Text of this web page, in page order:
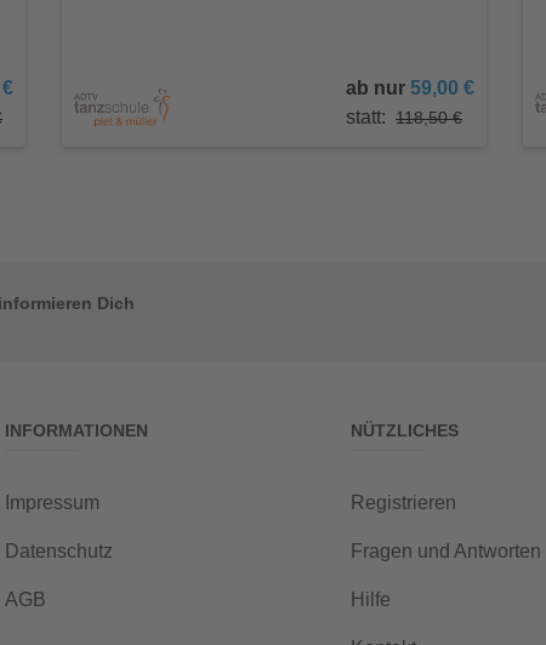
ab nur 59,00 €
statt: 118,50 €
Dich
INFORMATIONEN
Impressum
Datenschutz
AGB
NÜTZLICHES
Registrieren
Fragen und Antworten
Hilfe